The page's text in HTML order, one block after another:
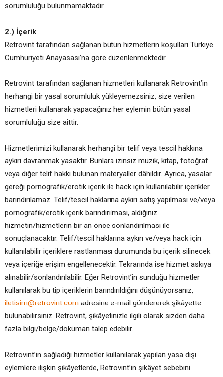
sorumluluğu bulunmamaktadır.
2.) İçerik
Retrovint tarafından sağlanan bütün hizmetlerin koşulları Türkiye
Cumhuriyeti Anayasası’na göre düzenlenmektedir.
Retrovint tarafından sağlanan hizmetleri kullanarak Retrovint’in
herhangi bir yasal sorumluluk yükleyemezsiniz, size verilen
hizmetleri kullanarak yapacağınız her eylemin bütün yasal
sorumluluğu size aittir.
Hizmetlerimizi kullanarak herhangi bir telif veya tescil hakkına
aykırı davranmak yasaktır. Bunlara izinsiz müzik, kitap, fotoğraf
veya diğer telif hakkı bulunan materyaller dâhildir. Ayrıca, yasalar
gereği pornografik/erotik içerik ile hack için kullanılabilir içerikler
barındırılamaz. Telif/tescil haklarına aykırı satış yapılması ve/veya
pornografik/erotik içerik barındırılması, aldığınız
hizmetin/hizmetlerin bir an önce sonlandırılması ile
sonuçlanacaktır. Telif/tescil haklarına aykırı ve/veya hack için
kullanılabilir içeriklere rastlanması durumunda bu içerik silinecek
veya içeriğe erişim engellenecektir. Tekrarında ise hizmet askıya
alınabilir/sonlandırılabilir. Eğer Retrovint’in sunduğu hizmetler
kullanılarak bu tip içeriklerin barındırıldığını düşünüyorsanız,
iletisim@retrovint.com adresine e-mail göndererek şikâyette
bulunabilirsiniz. Retrovint, şikâyetinizle ilgili olarak sizden daha
fazla bilgi/belge/döküman talep edebilir.
Retrovint’in sağladığı hizmetler kullanılarak yapılan yasa dışı
eylemlere ilişkin şikâyetlerde, Retrovint’in şikâyet sebebini